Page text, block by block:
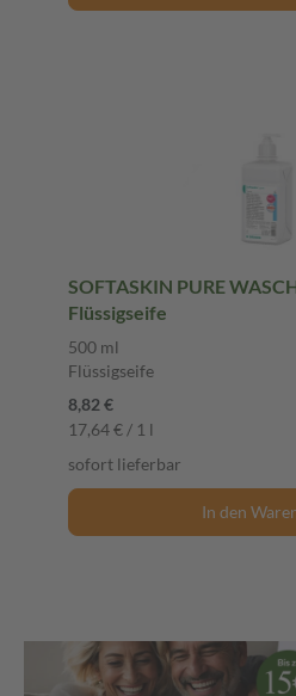
SOFTASKIN PURE
Flüssigseife
500 ml
Flüssigseife
8,82 €
17,64 € / 1 l
sofort lieferbar
In den